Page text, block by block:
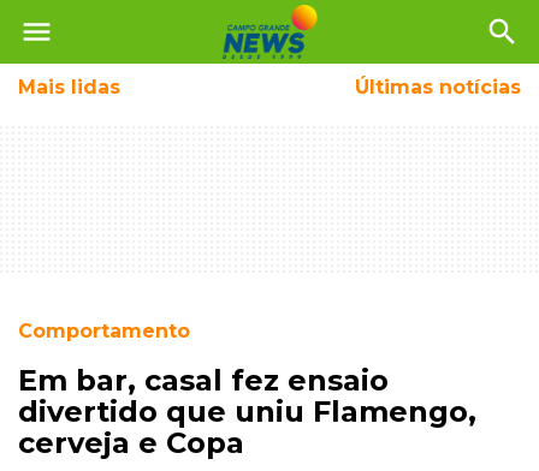
menu search
Mais lidas Últimas notícias
Comportamento
Em bar, casal fez ensaio
divertido que uniu Flamengo,
cerveja e Copa